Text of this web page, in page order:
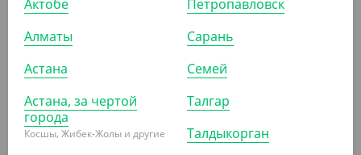
(87.50₸
Контейнер алюминиевый C350 для рыбы, 1400 мл,
350*135*55 мм, Lamina
Актобе
Алматы
Астана
Астана, за чертой
города
Косшы, Жибек-Жолы и другие
Петропавловск
Сарань
Семей
Талгар
Талдыкорган